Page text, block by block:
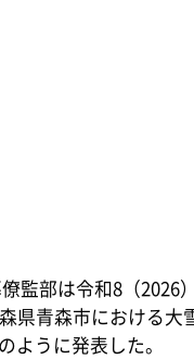
監部は令和8（2026
森県青森市における大
ように発表した。